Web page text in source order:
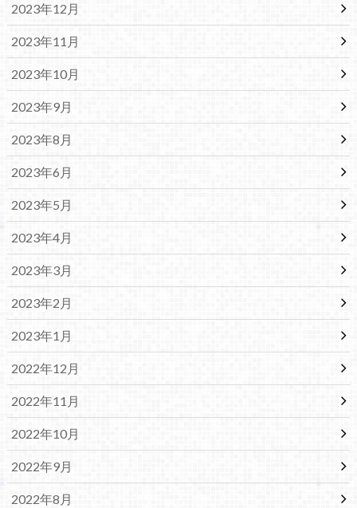
2023年12月
2023年11月
2023年10月
2023年9月
2023年8月
2023年6月
2023年5月
2023年4月
2023年3月
2023年2月
2023年1月
2022年12月
2022年11月
2022年10月
2022年9月
2022年8月